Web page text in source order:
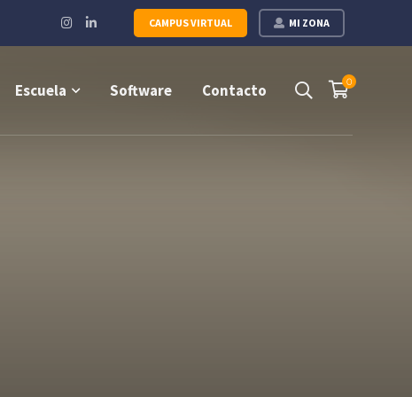
MI ZONA
CAMPUS VIRTUAL
Instagram
Profile
LinkedIn
Profile
0
Escuela Software Contacto